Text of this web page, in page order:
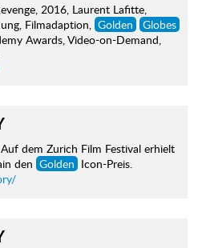
2016, Laurent Lafitte,
Filmadaption, Golden
Globes
Awards, Video-on-Demand,
dem Zurich Film Festival erhielt
den Golden Icon-Preis.